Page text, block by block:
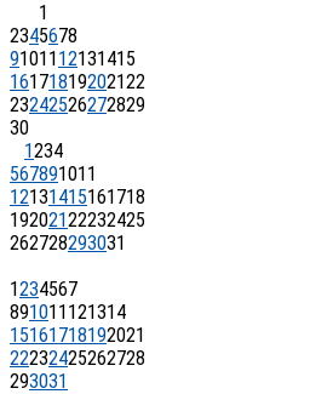
1
2345678
91011 12131415
16171819202122
23242526272829
30
1234
567891011
12131415161718
19202122232425
262728293031
1234567
891011 121314
15161718192021
22232425262728
293031